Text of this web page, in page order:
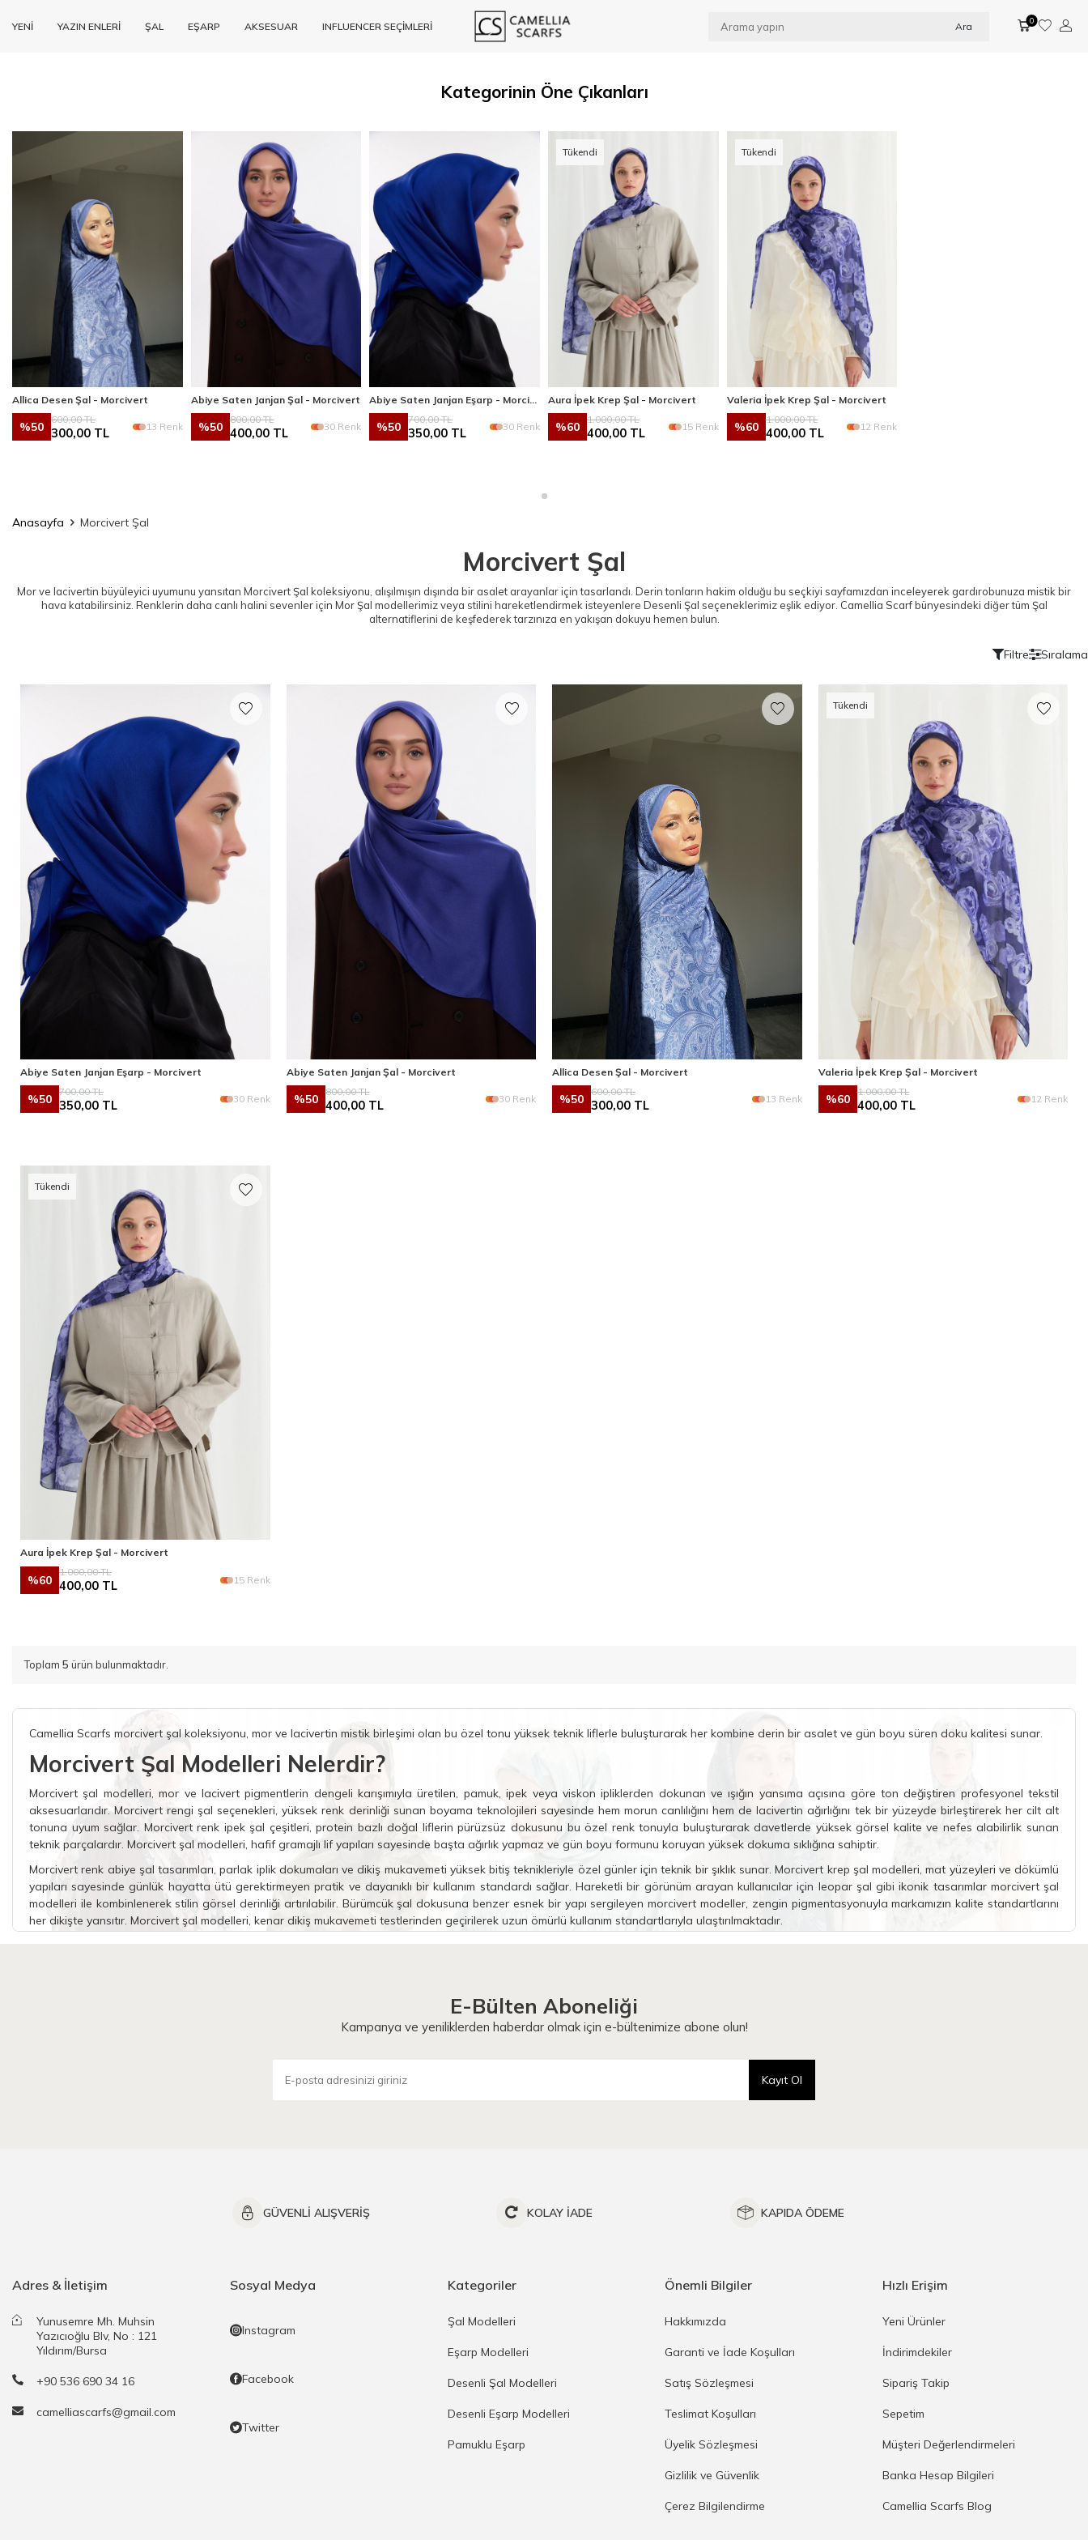
YENİ YAZIN ENLERİ ŞAL EŞARP AKSESUAR INFLUENCER SEÇİMLERİ Ara 0
Kategorinin Öne Çıkanları
Allica Desen Şal - Morcivert
%50
600,00TL
300,00 TL 13 Renk
Abiye Saten Janjan Şal - Morcivert
%50
800,00TL
400,00TL 30 Renk %50
700,00TL
350,00 TL 30 Renk
Tükendi
Aura İpek Krep Şal - Morcivert
%60
1.000,00TL
400,00TL 15 Renk
Tükendi
Valeria İpek Krep Şal - Morcivert
%60
1.000,00TL
400,00TL 12 Renk
Anasayfa Morcivert Şal
Morcivert Şal
Mor ve lacivertin büyüleyici uyumunu yansıtan Morcivert Şal koleksiyonu, alışılmışın dışında bir asalet arayanlar için tasarlandı. Derin tonların hakim olduğu bu seçkiyi sayfamızdan inceleyerek gardırobunuza mistik bir
hava katabilirsiniz. Renklerin daha canlı halini sevenler için Mor Şal modellerimiz veya stilini hareketlendirmek isteyenlere Desenli Şal seçeneklerimiz eşlik ediyor. Camellia Scarf bünyesindeki diğer tüm Şal
alternatiflerini de keşfederek tarzınıza en yakışan dokuyu hemen bulun.
Filtre Sıralama
Abiye Saten Janjan Eşarp - Morcivert
%50
700,00TL
350,00 TL 30 Renk
Abiye Saten Janjan Şal - Morcivert
%50
800,00TL
400,00TL 30 Renk
Allica Desen Şal - Morcivert
%50
600,00TL
300,00 TL 13 Renk
Tükendi
Valeria İpek Krep Şal - Morcivert
%60
1.000,00TL
400,00TL 12 Renk
Tükendi
Aura İpek Krep Şal - Morcivert
%60
1.000,00TL
400,00 TL 15 Renk
Toplam 5 ürün bulunmaktadır.
Camellia Scarfs morcivert şal koleksiyonu, mor ve lacivertin mistik birleşimi olan bu özel tonu yüksek teknik liflerle buluşturarak her kombine derin bir asalet ve gün boyu süren doku kalitesi sunar.
Morcivert Şal Modelleri Nelerdir?
Morcivert şal modelleri, mor ve lacivert pigmentlerin dengeli karışımıyla üretilen, pamuk, ipek veya viskon ipliklerden dokunan ve ışığın yansıma açısına göre ton değiştiren profesyonel tekstil
aksesuarlarıdır. Morcivert rengi şal seçenekleri, yüksek renk derinliği sunan boyama teknolojileri sayesinde hem morun canlılığını hem de lacivertin ağırlığını tek bir yüzeyde birleştirerek her cilt alt
tonuna uyum sağlar. Morcivert renk ipek şal çeşitleri, protein bazlı doğal liflerin pürüzsüz dokusunu bu özel renk tonuyla buluşturarak davetlerde yüksek görsel kalite ve nefes alabilirlik sunan
teknik parçalardır. Morcivert şal modelleri, hafif gramajlı lif yapıları sayesinde başta ağırlık yapmaz ve gün boyu formunu koruyan yüksek dokuma sıklığına sahiptir.
Morcivert renk abiye şal tasarımları, parlak iplik dokumaları ve dikiş mukavemeti yüksek bitiş teknikleriyle özel günler için teknik bir şıklık sunar. Morcivert krep şal modelleri, mat yüzeyleri ve dökümlü
yapıları sayesinde günlük hayatta ütü gerektirmeyen pratik ve dayanıklı bir kullanım standardı sağlar. Hareketli bir görünüm arayan kullanıcılar için leopar şal gibi ikonik tasarımlar morcivert şal
modelleri ile kombinlenerek stilin görsel derinliği artırılabilir. Bürümcük şal dokusuna benzer esnek bir yapı sergileyen morcivert modeller, zengin pigmentasyonuyla markamızın kalite standartlarını
her dikişte yansıtır. Morcivert şal modelleri, kenar dikiş mukavemeti testlerinden geçirilerek uzun ömürlü kullanım standartlarıyla ulaştırılmaktadır.
Scarfs morcivert şal fiyatı, ürünlerin yıkama sonrasında formunu korumasını sağlayan özel terbiye işlemlerinin ve dikiş dayanıklılığının maliyetlerini kapsayan profesyonel bir yapıya sahiptir. Morcivert
şal fiyatı belirlenirken, rengin özgün tonunu uzun süre koruyan yüksek ışık haslığına sahip boyama teknikleri temel teknik kriter olarak kabul edilir. Morcivert şal modelleri için uygulanan fiyat
politikası, kullanılan mukavemetli liflerin sunduğu uzun kullanım ömrü sayesinde bütçeye uzun vadeli bir yatırım değeri kazandırır.
Morcivert renk ipek şal fiyatları, doğal ipek liflerinin piyasa değerine ve hassas dokuma süreçlerine bağlı olarak standart modellerden farklı bir baremde belirlenmiştir. İnce ve şeffaf bir doku arayan
alternatifleri, morcivert şal fiyatı araştırması yapanlar için farklı işçilik süreçleri nedeniyle değişik fiyat skalalarına sahip teknik seçeneklerdir. Morcivert şal fiyatlandırması,
sezonluk koleksiyonların kumaş gramajlarına ve uygulanan özel tasarım tekniklerine göre web sitemizde güncel verilerle paylaşılmaktadır. Camellia Scarfs morcivert şal ürünleri, solmayan renk
E-Bülten Aboneliği
Kampanya ve yeniliklerden haberdar olmak için e-bültenimize abone olun!
Kayıt Ol
GÜVENLİ ALIŞVERİŞ KOLAY İADE KAPIDA ÖDEME
Adres & İletişim
Yunusemre Mh. Muhsin
Yazıcıoğlu Blv, No : 121
Yıldırım/Bursa
+90 536 690 34 16
camelliascarfs@gmail.com
Sosyal Medya
Instagram
Facebook
Twitter
Kategoriler
Şal Modelleri
Eşarp Modelleri
Desenli Şal Modelleri
Desenli Eşarp Modelleri
Pamuklu Eşarp
Önemli Bilgiler
Hakkımızda
Garanti ve İade Koşulları
Satış Sözleşmesi
Teslimat Koşulları
Üyelik Sözleşmesi
Gizlilik ve Güvenlik
Çerez Bilgilendirme
Hızlı Erişim
Yeni Ürünler
İndirimdekiler
Sipariş Takip
Sepetim
Müşteri Değerlendirmeleri
Banka Hesap Bilgileri
Camellia Scarfs Blog